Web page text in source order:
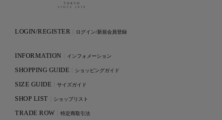
LOGIN/REGISTER ログイン/新規会員登録
INFORMATION インフォメーション
SHOPPING GUIDE ショッピングガイド
SIZE GUIDE サイズガイド
SHOP LIST ショップリスト
TRADE ROW 特定商取引法